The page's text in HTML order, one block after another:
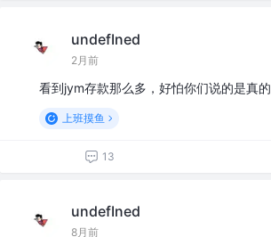
undefIned
2月前
看到jym存款那么多，好怕你们说的是真的
上班摸鱼
13
undefIned
8月前